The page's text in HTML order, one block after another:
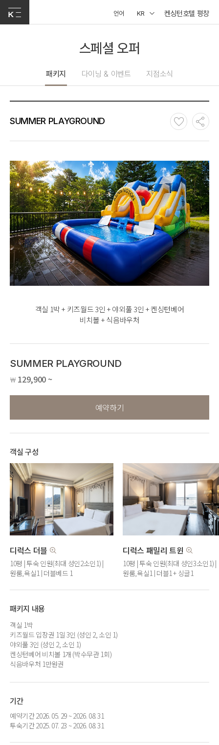
언어 KR 켄싱턴호텔 평창
스페셜 오퍼
패키지 다이닝 & 이벤트 지점소식
SUMMER PLAYGROUND
객실 1박 + 키즈월드 3인 + 야외풀 3인 + 켄싱턴베어
비치볼 + 식음바우처
SUMMER PLAYGROUND
￦ 129,900 ~
예약하기
객실 구성
디럭스 더블
10평 | 투숙 인원(최대 성인2소인1) |
원룸,욕실1 | 더블베드 1
디럭스 패밀리 트윈
10평 | 투숙 인원(최대 성인3소인1) |
원룸,욕실1 | 더블1 + 싱글1
패키지 내용
객실 1박
키즈월드 입장권 1일 3인 (성인 2, 소인 1)
야외풀 3인 (성인 2, 소인 1)
켄싱턴베어 비치볼 1개 (박수무관 1회)
식음바우처 1만원권
기간
예약기간 2026. 05. 29 ~ 2026. 08. 31
투숙기간 2025. 07. 23 ~ 2026. 08. 31